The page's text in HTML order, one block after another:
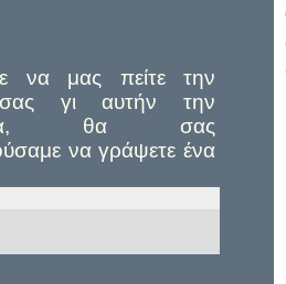
να μας πείτε την
γι αυτήν την
θα σας
να γράψετε ένα